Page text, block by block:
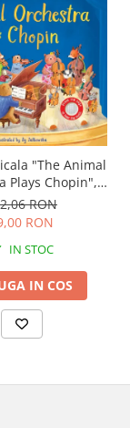
"The Animal
Plays Chopin",
Usborne
RON
RON
IN STOC
IN COS